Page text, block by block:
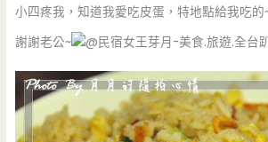
小四疼我，知道我愛吃皮蛋，特地點給我吃的
謝謝老公~